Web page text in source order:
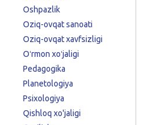
Oshpazlik
Oziq-ovqat sanoati
Oziq-ovqat xavfsizligi
Oʻrmon xoʻjaligi
Pedagogika
Planetologiya
Psixologiya
Qishloq xo'jaligi